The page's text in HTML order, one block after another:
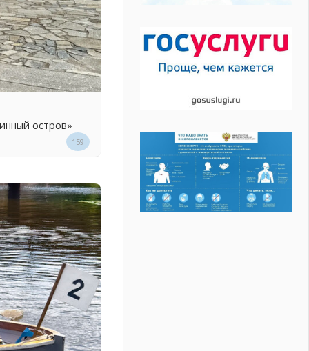
остров»
159